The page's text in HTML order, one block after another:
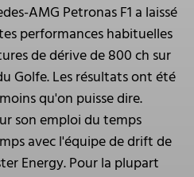
AMG Petronas F1 a laissé
performances habituelles
de dérive de 800 ch sur
Golfe. Les résultats ont été
qu'on puisse dire.
son emploi du temps
avec l'équipe de drift de
Energy. Pour la plupart